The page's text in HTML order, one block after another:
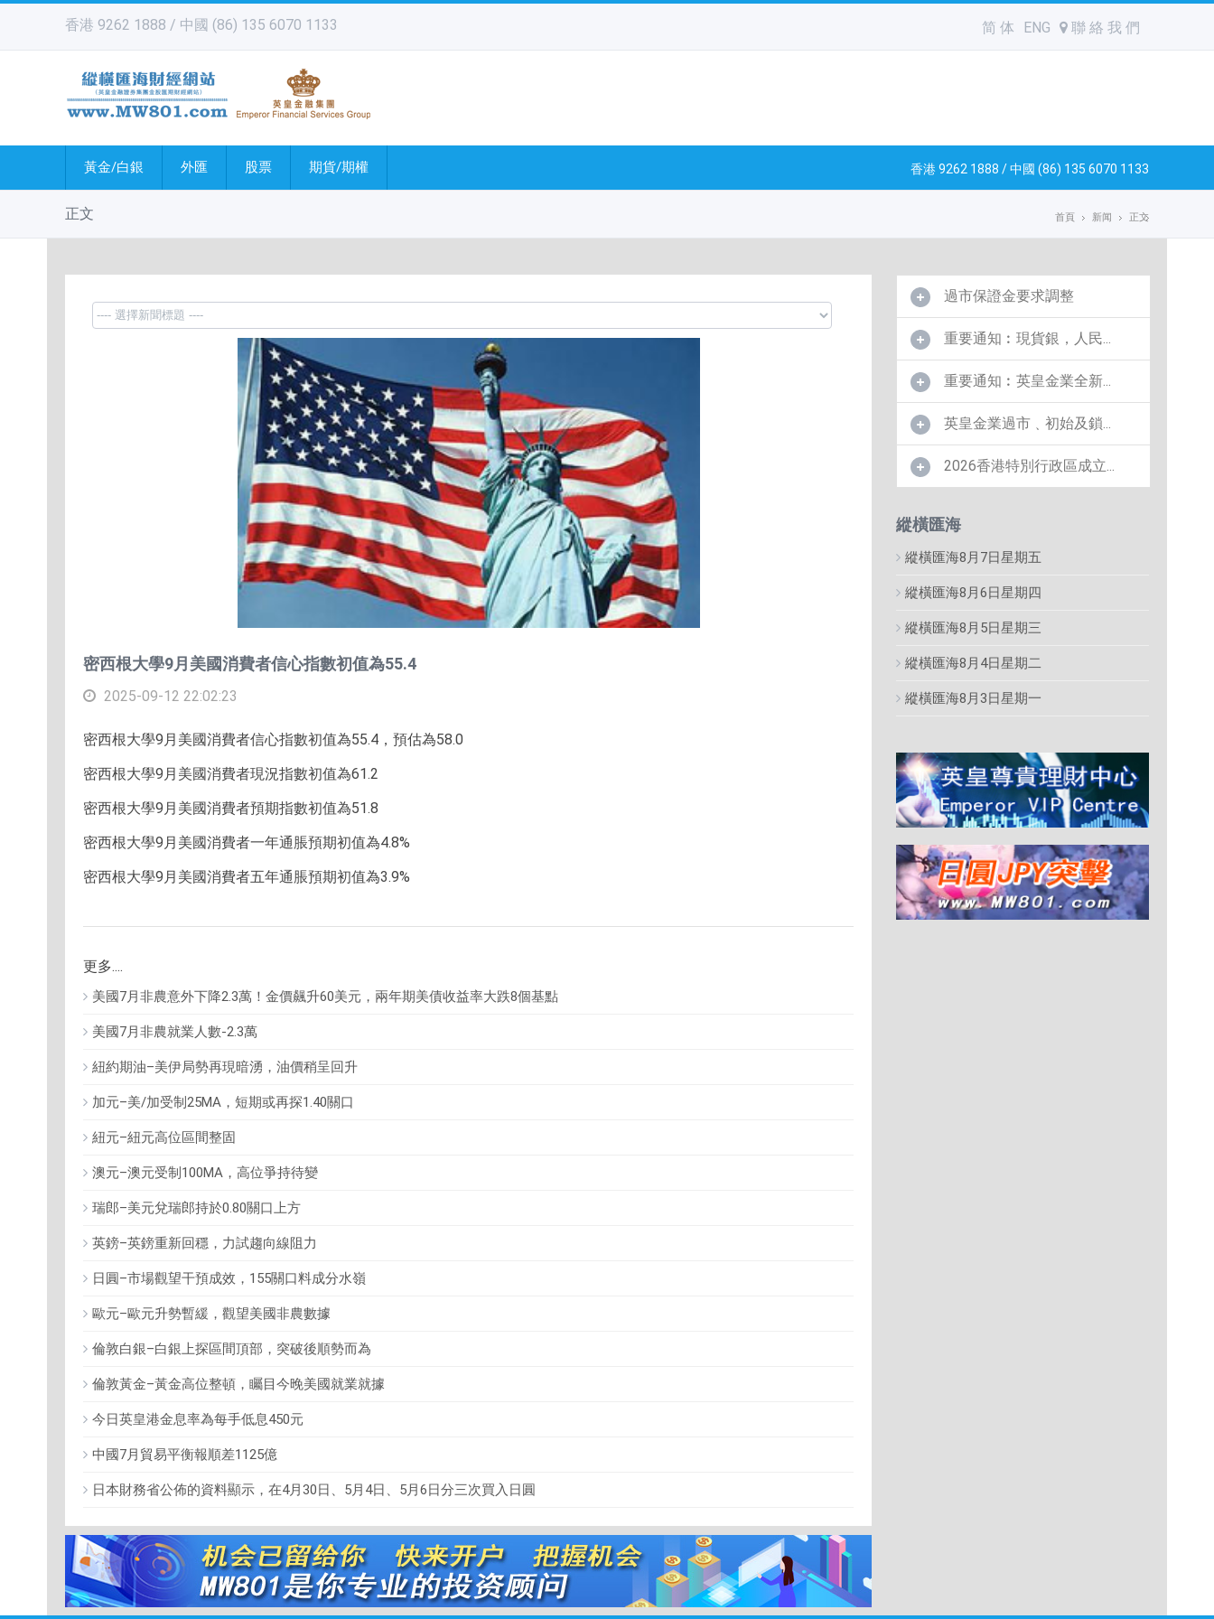
香港 9262 1888 / 中國 (86) 135 6070 1133 简 体 ENG 聯 絡 我 們
黃金/白銀 外匯 股票 期貨/期權 香港 9262 1888 / 中國 (86) 135 6070 1133
正文 首頁 新闻 正文
密西根大學9月美國消費者信心指數初值為55.4
2025-09-12 22:02:23
密西根大學9月美國消費者信心指數初值為55.4，預估為58.0
密西根大學9月美國消費者現況指數初值為61.2
密西根大學9月美國消費者預期指數初值為51.8
密西根大學9月美國消費者一年通脹預期初值為4.8%
密西根大學9月美國消費者五年通脹預期初值為3.9%
更多....
美國7月非農意外下降2.3萬！金價飆升60美元，兩年期美債收益率大跌8個基點
美國7月非農就業人數-2.3萬
紐約期油–美伊局勢再現暗湧，油價稍呈回升
加元–美/加受制25MA，短期或再探1.40關口
紐元–紐元高位區間整固
澳元–澳元受制100MA，高位爭持待變
瑞郎–美元兌瑞郎持於0.80關口上方
英鎊–英鎊重新回穩，力試趨向線阻力
日圓–市場觀望干預成效，155關口料成分水嶺
歐元–歐元升勢暫緩，觀望美國非農數據
倫敦白銀–白銀上探區間頂部，突破後順勢而為
倫敦黃金–黃金高位整頓，矚目今晚美國就業就據
今日英皇港金息率為每手低息450元
中國7月貿易平衡報順差1125億
日本財務省公佈的資料顯示，在4月30日、5月4日、5月6日分三次買入日圓
過市保證金要求調整
重要通知︰現貨銀，人民...
重要通知︰英皇金業全新...
英皇金業過市﹑初始及鎖...
2026香港特別行政區成立...
縱橫匯海
縱橫匯海8月7日星期五
縱橫匯海8月6日星期四
縱橫匯海8月5日星期三
縱橫匯海8月4日星期二
縱橫匯海8月3日星期一